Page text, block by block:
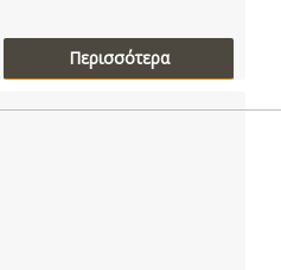
Περισσότερα